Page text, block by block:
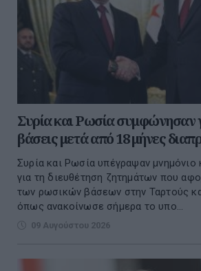
Συρία και Ρωσία συμφώνησαν
βάσεις μετά από 18 μήνες
Συρία και Ρωσία υπέγραψαν μνημόνιο
για τη διευθέτηση ζητημάτων που
των ρωσικών βάσεων στην Ταρτούς
όπως ανακοίνωσε σήμερα το υπο...
09 Αυγούστου 2026